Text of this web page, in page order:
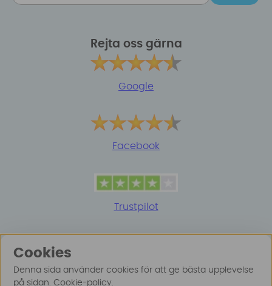
Rejta oss gärna
Google
Facebook
Trustpilot
Cookies
Denna sida använder cookies för att ge bästa upplevelse
på sidan. Cookie-policy.